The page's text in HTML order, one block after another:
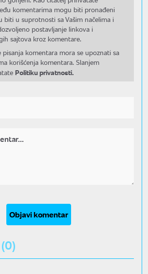
komentarima mogu biti pronađeni
biti u suprotnosti sa Vašim načelima i
postavljanje linkova i
sajtova kroz komentare.
pisanja komentara mora se upoznati sa
korišćenja komentara. Slanjem
Politiku privatnosti.
Objavi komentar
(0)